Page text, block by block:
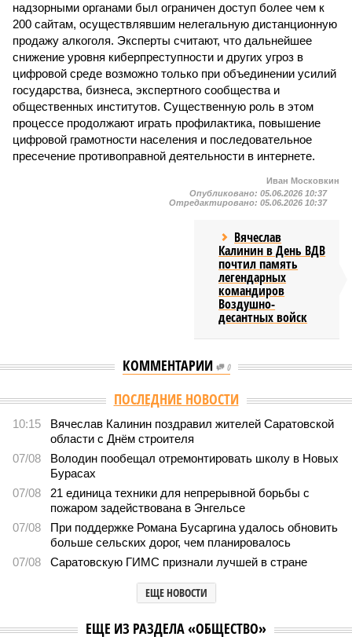
надзорными органами был ограничен доступ более чем к
200 сайтам, осуществлявшим нелегальную дистанционную
продажу алкоголя. Эксперты считают, что дальнейшее
снижение уровня киберпреступности и других угроз в
цифровой среде возможно только при объединении усилий
государства, бизнеса, экспертного сообщества и
общественных институтов. Существенную роль в этом
процессе продолжают играть профилактика, повышение
цифровой грамотности населения и последовательное
пресечение противоправной деятельности в интернете.
Иван Московкин
Опубликовано: 05.06.2026 10:37
Отредактировано: 05.06.2026 10:37
Вячеслав
Калинин в День ВДВ
почтил память
легендарных
командиров
Воздушно-
десантных войск
КОММЕНТАРИИ 0
Версия //Общество //
В Саратовской консерватории прошел концерт
для подопечных фондов «Александр Невский» и «Защитники
Отечества»
В Саратовской консерватории прошел концерт для
подопечных фондов «Александр Невский» и
«Защитники Отечества»
С верой и надеждой
В Саратовской консерватории прошел концерт для подопечных фондов